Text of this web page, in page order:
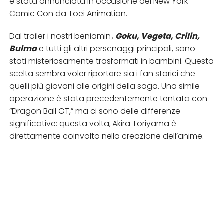
Comic Con da Toei Animation.
Dal trailer i nostri beniamini, Goku, Vegeta, Crilin,
Bulmae tutti gli altri personaggi principali, sono
stati misteriosamente trasformati in bambini. Questa
scelta sembra voler riportare sia i fan storici che
quelli più giovani alle origini della saga. Una simile
operazione è stata precedentemente tentata con
“Dragon Ball GT,” ma ci sono delle differenze
significative: questa volta, Akira Toriyama è
direttamente coinvolto nella creazione dell’anime.